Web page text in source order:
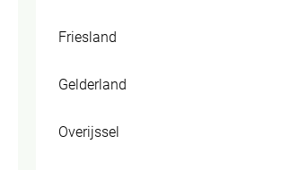
Friesland
Gelderland
Overijssel